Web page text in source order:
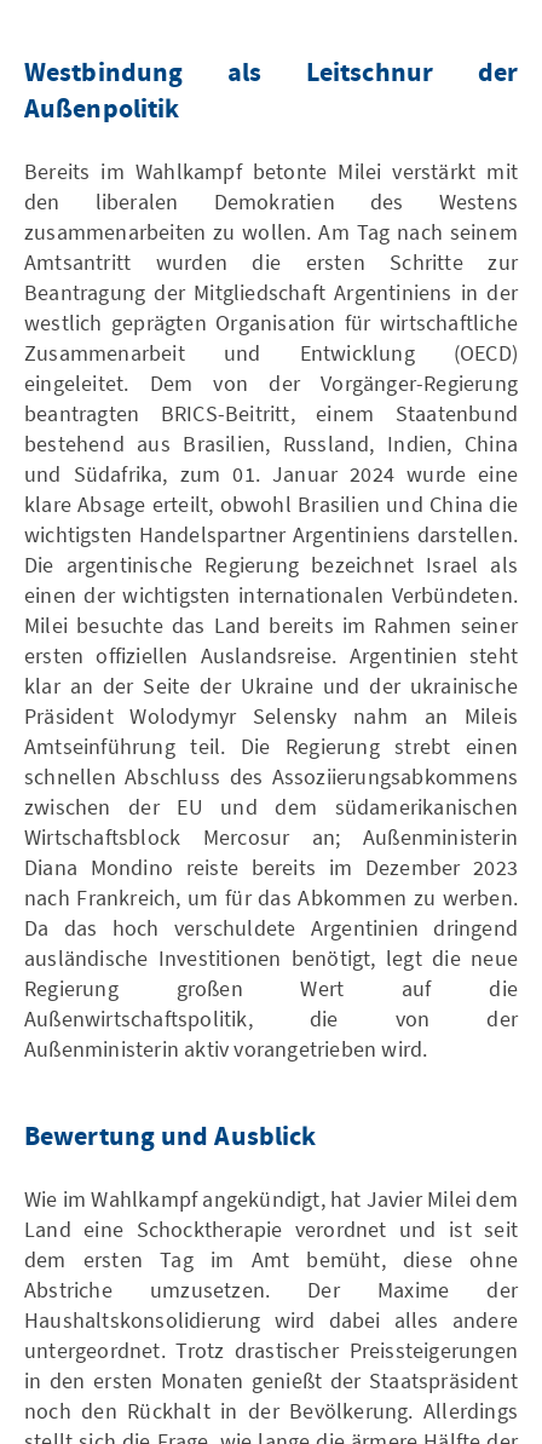
Westbindung als Leitschnur der
Außenpolitik
Bereits im Wahlkampf betonte Milei verstärkt mit
den liberalen Demokratien des Westens
zusammenarbeiten zu wollen. Am Tag nach seinem
Amtsantritt wurden die ersten Schritte zur
Beantragung der Mitgliedschaft Argentiniens in der
westlich geprägten Organisation für wirtschaftliche
Zusammenarbeit und Entwicklung (OECD)
eingeleitet. Dem von der Vorgänger-Regierung
beantragten BRICS-Beitritt, einem Staatenbund
bestehend aus Brasilien, Russland, Indien, China
und Südafrika, zum 01. Januar 2024 wurde eine
klare Absage erteilt, obwohl Brasilien und China die
wichtigsten Handelspartner Argentiniens darstellen.
Die argentinische Regierung bezeichnet Israel als
einen der wichtigsten internationalen Verbündeten.
Milei besuchte das Land bereits im Rahmen seiner
ersten offiziellen Auslandsreise. Argentinien steht
klar an der Seite der Ukraine und der ukrainische
Präsident Wolodymyr Selensky nahm an Mileis
Amtseinführung teil. Die Regierung strebt einen
schnellen Abschluss des Assoziierungsabkommens
zwischen der EU und dem südamerikanischen
Wirtschaftsblock Mercosur an; Außenministerin
Diana Mondino reiste bereits im Dezember 2023
nach Frankreich, um für das Abkommen zu werben.
Da das hoch verschuldete Argentinien dringend
ausländische Investitionen benötigt, legt die neue
Regierung großen Wert auf die
Außenwirtschaftspolitik, die von der
Außenministerin aktiv vorangetrieben wird.
Bewertung und Ausblick
Wie im Wahlkampf angekündigt, hat Javier Milei dem
Land eine Schocktherapie verordnet und ist seit
dem ersten Tag im Amt bemüht, diese ohne
Abstriche umzusetzen. Der Maxime der
Haushaltskonsolidierung wird dabei alles andere
untergeordnet. Trotz drastischer Preissteigerungen
in den ersten Monaten genießt der Staatspräsident
noch den Rückhalt in der Bevölkerung. Allerdings